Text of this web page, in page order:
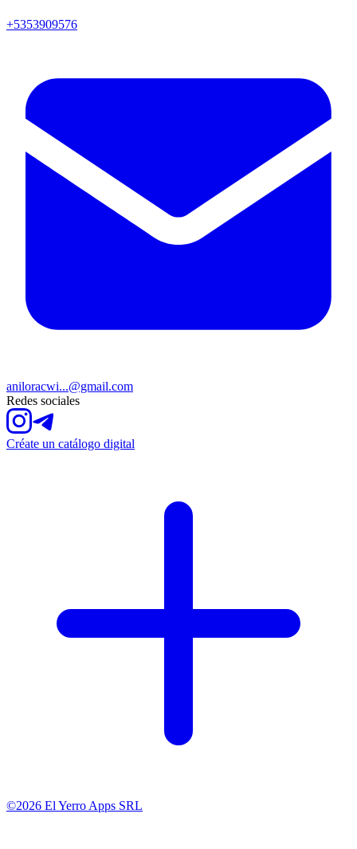
+5353909576
aniloracwi...@gmail.com
Redes sociales
Créate un catálogo digital
©2026 El Yerro Apps SRL